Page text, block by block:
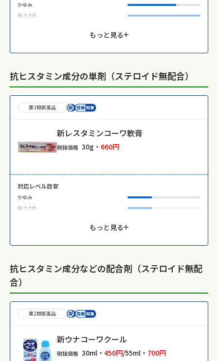
かゆみ
虫さされ
もっと見る
抗ヒスタミン成分の単剤（ステロイド無配合）
第3類医薬品
新レスタミンコーワ軟膏
税抜価格 30g・ 660円
対応レベル目安
かゆみ
虫さされ
もっと見る
抗ヒスタミン成分などの配合剤（ステロイド無配
合）
第2類医薬品
新ウナコーワクール
税抜価格 30ml・ 450円/55ml・ 700円